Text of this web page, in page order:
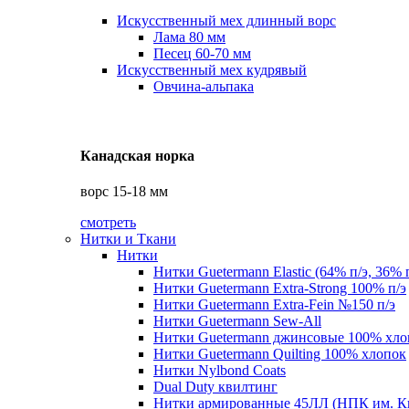
Искусственный мех длинный ворс
Лама 80 мм
Песец 60-70 мм
Искусственный мех кудрявый
Овчина-альпака
Канадская норка
ворс 15-18 мм
смотреть
Нитки и Ткани
Нитки
Нитки Guetermann Elastic (64% п/э, 36%
Нитки Guetermann Extra-Strong 100% п/э
Нитки Guetermann Extra-Fein №150 п/э
Нитки Guetermann Sew-All
Нитки Guetermann джинсовые 100%
Нитки Guetermann Quilting 100% хлопок
Нитки Nylbond Coats
Dual Duty квилтинг
Нитки армированные 45ЛЛ (НПК им.